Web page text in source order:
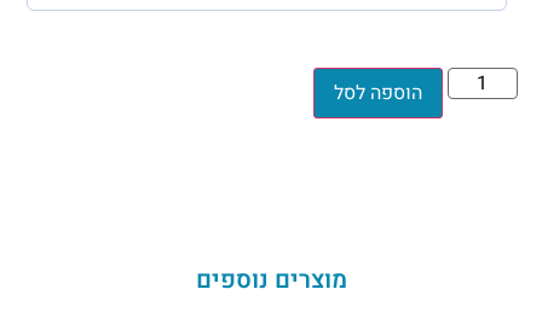
הוספה לסל
מוצרים נוספים